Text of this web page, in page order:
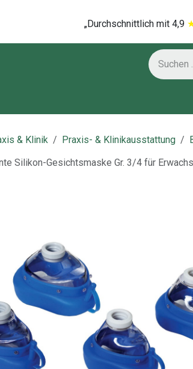
„Durchschnittlich mi​t 4,9
& Klinik Praxis- & Klinikausstattung
Silikon-Gesichtsmaske Gr. 3/4 für